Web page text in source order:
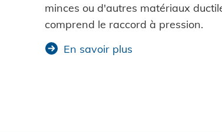
minces ou d'autres matériaux
comprend le raccord à pression.
En savoir plus